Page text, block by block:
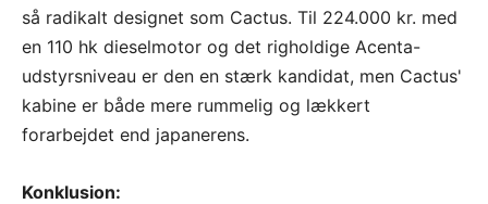
så radikalt designet som Cactus. Til 224.000 kr. med
en 110 hk dieselmotor og det righoldige Acenta-
udstyrsniveau er den en stærk kandidat, men Cactus'
kabine er både mere rummelig og lækkert
forarbejdet end japanerens.
Konklusion: